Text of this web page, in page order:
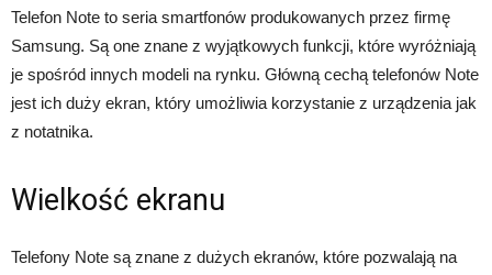
Telefon Note to seria smartfonów produkowanych przez firmę
Samsung. Są one znane z wyjątkowych funkcji, które wyróżniają
je spośród innych modeli na rynku. Główną cechą telefonów Note
jest ich duży ekran, który umożliwia korzystanie z urządzenia jak
z notatnika.
Wielkość ekranu
Telefony Note są znane z dużych ekranów, które pozwalają na